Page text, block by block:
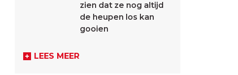
zien dat ze nog altijd
de heupen los kan
gooien
LEES MEER